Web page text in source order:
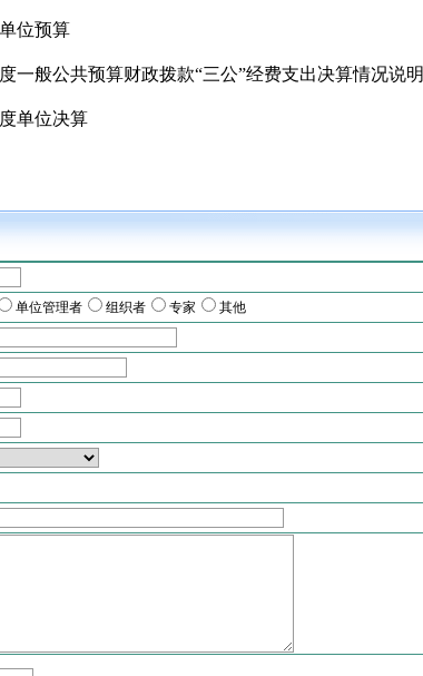
位预算
一般公共预算财政拨款“三公”经费支出决算情况说明
单位决算
单位管理者 组织者 专家
其他